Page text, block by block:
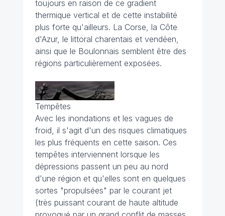
toujours en raison de ce gradient
thermique vertical et de cette instabilité
plus forte qu'ailleurs. La Corse, la Côte
d'Azur, le littoral charentais et vendéen,
ainsi que le Boulonnais semblent être des
régions particulièrement exposées.
Tempêtes
Avec les inondations et les vagues de
froid, il s'agit d'un des risques climatiques
les plus fréquents en cette saison. Ces
tempêtes interviennent lorsque les
dépressions passent un peu au nord
d'une région et qu'elles sont en quelques
sortes "propulsées" par le courant jet
(très puissant courant de haute altitude